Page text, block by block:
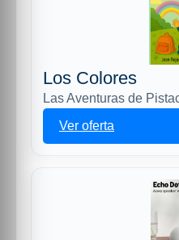
Los Colores
Las Aventuras de
Ver oferta